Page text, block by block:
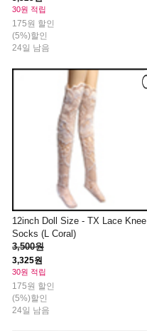
30원 적립
175원 할인
(5%)할인
24일 남음
12inch Doll Size - TX Lace Knee
Socks (L Coral)
3,500원
3,325원
30원 적립
175원 할인
(5%)할인
24일 남음